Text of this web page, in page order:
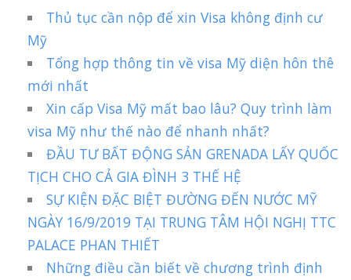
Thủ tục cần nộp để xin Visa không định cư
Mỹ
Tổng hợp thông tin về visa Mỹ diện hôn thê
mới nhất
Xin cấp Visa Mỹ mất bao lâu? Quy trình làm
visa Mỹ như thế nào để nhanh nhất?
ĐẦU TƯ BẤT ĐỘNG SẢN GRENADA LẤY QUỐC
TỊCH CHO CẢ GIA ĐÌNH 3 THẾ HỆ
SỰ KIỆN ĐẶC BIỆT ĐƯỜNG ĐẾN NƯỚC MỸ
NGÀY 16/9/2019 TẠI TRUNG TÂM HỘI NGHỊ TTC
PALACE PHAN THIẾT
Những điều cần biết về chương trình định